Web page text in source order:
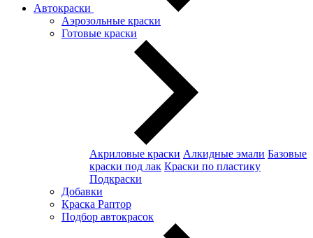
Автокраски
Аэрозольные краски
Готовые краски
Акриловые краски Алкидные эмали Базовые
краски под лак Краски по пластику
Подкраски
Добавки
Краска Раптор
Подбор автокрасок